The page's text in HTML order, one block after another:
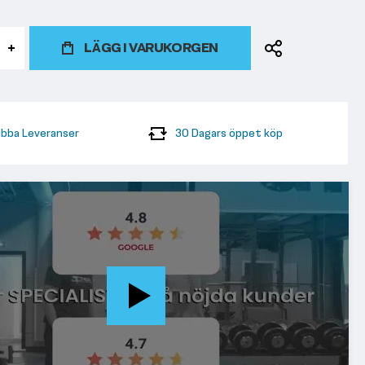
LÄGG I VARUKORGEN
Leveranser 30 Dagars öppet köp